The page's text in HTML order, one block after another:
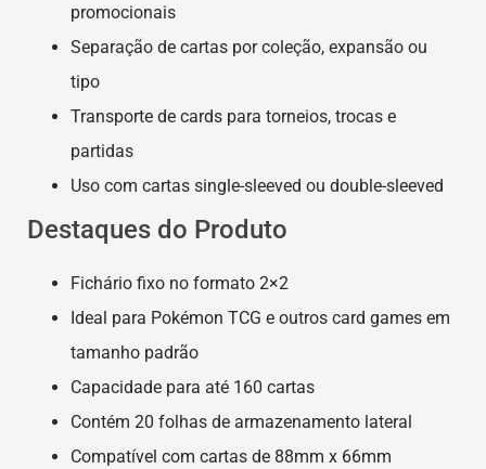
promocionais
Separação de cartas por coleção, expansão ou
tipo
Transporte de cards para torneios, trocas e
partidas
Uso com cartas single-sleeved ou double-sleeved
Destaques do Produto
Fichário fixo no formato 2×2
Ideal para Pokémon TCG e outros card games em
tamanho padrão
Capacidade para até 160 cartas
Contém 20 folhas de armazenamento lateral
Compatível com cartas de 88mm x 66mm